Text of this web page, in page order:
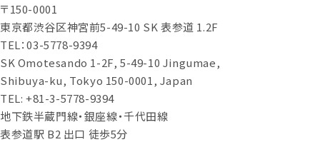
〒150-0001
東京都渋谷区神宮前5-49-10 SK 表参道 1.2F
TEL：03-5778-9394
SK Omotesando 1-2F, 5-49-10 Jingumae,
Shibuya-ku, Tokyo 150-0001, Japan
TEL: +81-3-5778-9394
地下鉄半蔵門線・銀座線・千代田線
表参道駅 B2 出口 徒歩5分